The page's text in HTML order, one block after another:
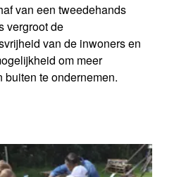
van een tweedehands
vergroot de
van de inwoners en
om meer
buiten te ondernemen.